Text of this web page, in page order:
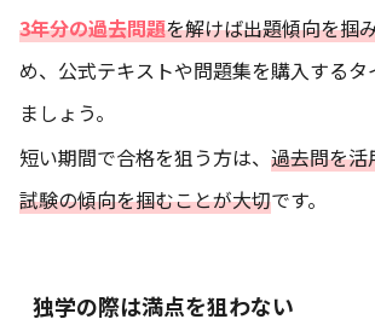
3年分の過去問題を解けば出題傾向を掴
め、公式テキストや問題集を購入するタ
ましょう。
短い期間で合格を狙う方は、 過去問を活
試験の傾向を掴むことが大切です。
独学の際は満点を狙わない